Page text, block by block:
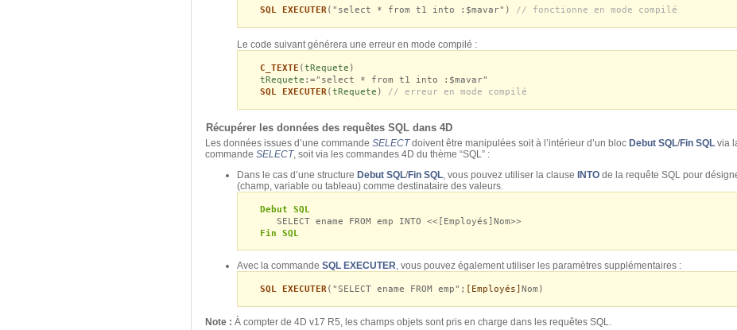
SQL EXECUTER("select * from t1 into :$mavar") // fonctionne en mode compilé
Le code suivant générera une erreur en mode compilé :
C_TEXTE (tRequete )
tRequete :="select * from t1 into :$mavar"
SQL EXECUTER(tRequete ) // erreur en mode compilé
Récupérer les données des requêtes SQL dans 4D
Les données issues d’une commande SELECTdoivent être manipulées soit à l’intérieur d’un bloc Debut SQL/Fin SQL via
commande SELECT, soit via les commandes 4D du thème “SQL” :
Dans le cas d’une structure Debut SQL/Fin SQL , vous pouvez utiliser la clause INTO de la requête SQL pour
(champ, variable ou tableau) comme destinataire des valeurs.
Debut SQL
SELECT ename FROM emp INTO <<[Employés]Nom>>
Fin SQL
Avec la commande SQL EXECUTER, vous pouvez également utiliser les paramètres supplémentaires :
SQL EXECUTER("SELECT ename FROM emp"; [Employés] Nom)
Note : À compter de 4D v17 R5, les champs objets sont pris en charge dans les requêtes SQL.